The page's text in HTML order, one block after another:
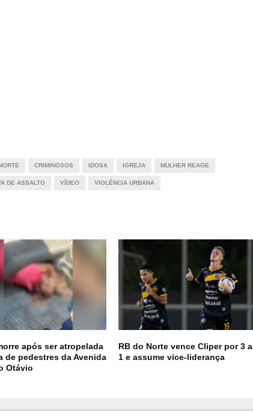
CRIMINOSOS IDOSA IGREJA MULHER REAGE
DE ASSALTO VÍDEO VIOLÊNCIA URBANA
após ser atropelada
de pedestres da Avenida
Otávio
RB do Norte vence Cliper por 3 a
1 e assume vice-liderança